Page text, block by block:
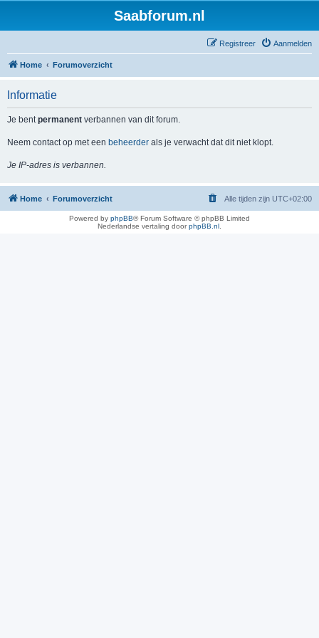
Saabforum.nl
Aanmelden
Registreer
Home Forumoverzicht
Informatie
Je bentpermanent verbannen van dit forum.
Neem contact op met een beheerder als je verwacht dat dit niet klopt.
Je IP-adres is verbannen.
Home Forumoverzicht Alle tijden zijn UTC+02:00
Powered by phpBB® Forum Software © phpBB Limited
Nederlandse vertaling doorphpBB.nl